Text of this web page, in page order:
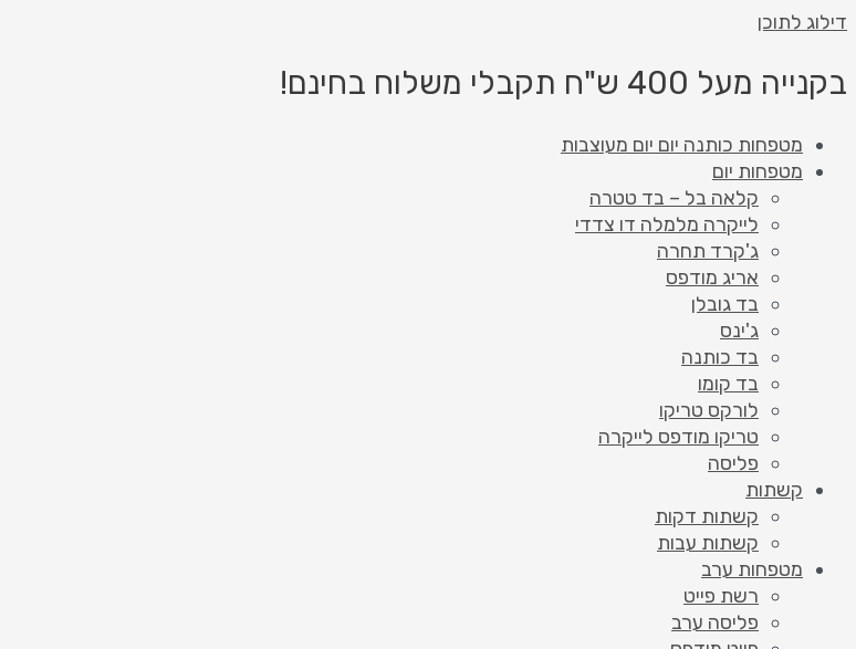
דילוג לתוכן
בקנייה מעל 400 ש"ח תקבלי משלוח בחינם!
מטפחות כותנה יום יום מעוצבות
מטפחות יום
קלאה בל – בד טטרה
לייקרה מלמלה דו צדדי
ג'קרד תחרה
אריג מודפס
בד גובלן
ג'ינס
בד כותנה
בד קומו
לורקס טריקו
טריקו מודפס לייקרה
פליסה
קשתות
קשתות דקות
קשתות עבות
מטפחות ערב
רשת פייט
פליסה ערב